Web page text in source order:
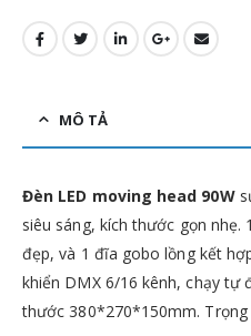
MÔ TẢ
Đèn LED moving head 90W
siêu sáng, kích thước gọn
đẹp, và 1 đĩa gobo lồng kết
khiển DMX 6/16 kênh, chạy tự
thước 380*270*150mm. Trọng